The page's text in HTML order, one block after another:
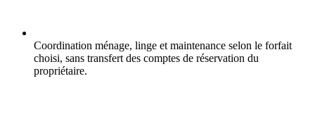
Coordination ménage, linge et maintenance selon le forfait
choisi, sans transfert des comptes de réservation du
propriétaire.